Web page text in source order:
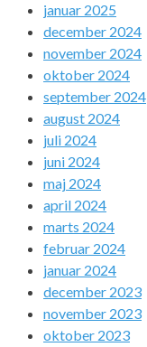
januar 2025
december 2024
november 2024
oktober 2024
september 2024
august 2024
juli 2024
juni 2024
maj 2024
april 2024
marts 2024
februar 2024
januar 2024
december 2023
november 2023
oktober 2023